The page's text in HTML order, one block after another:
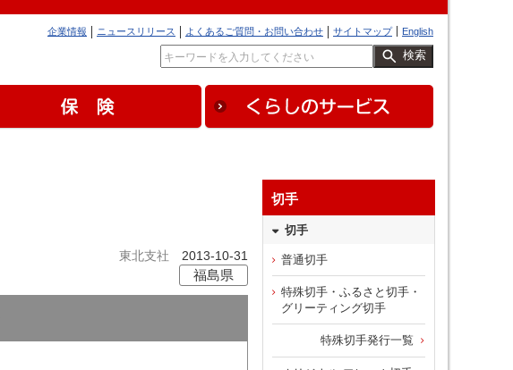
English
サイトマップ
よくあるご質問・お問い合わせ
ニュースリリース
企業情報
検索
東北支社 2013-10-31
福島県
切手
切手
普通切手
特殊切手・ふるさと切手・
グリーティング切手
特殊切手発行一覧